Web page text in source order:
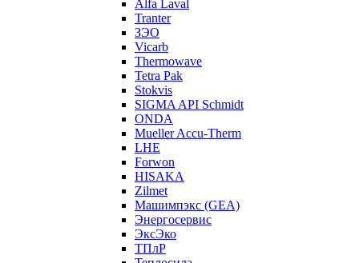
Alfa Laval
Tranter
ЗЭО
Vicarb
Thermowave
Tetra Pak
Stokvis
SIGMA API Schmidt
ONDA
Mueller Accu-Therm
LHE
Forwon
HISAKA
Zilmet
Машимпэкс (GEA)
Энергосервис
ЭксЭко
ТПлР